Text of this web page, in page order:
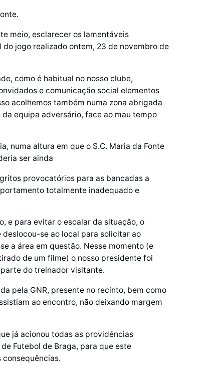
meio, esclarecer os lamentáveis
jogo realizado ontem, 23 de novembro de
como é habitual no nosso clube,
e comunicação social elementos
acolhemos também numa zona abrigada
equipa adversário, face ao mau tempo
numa altura em que o S.C. Maria da Fonte
ser ainda
provocatórios para as bancadas a
totalmente inadequado e
e para evitar o escalar da situação, o
deslocou-se ao local para solicitar ao
a área em questão. Nesse momento (e
de um filme) o nosso presidente foi
do treinador visitante.
pela GNR, presente no recinto, bem como
ao encontro, não deixando margem
já acionou todas as providências
Futebol de Braga, para que este